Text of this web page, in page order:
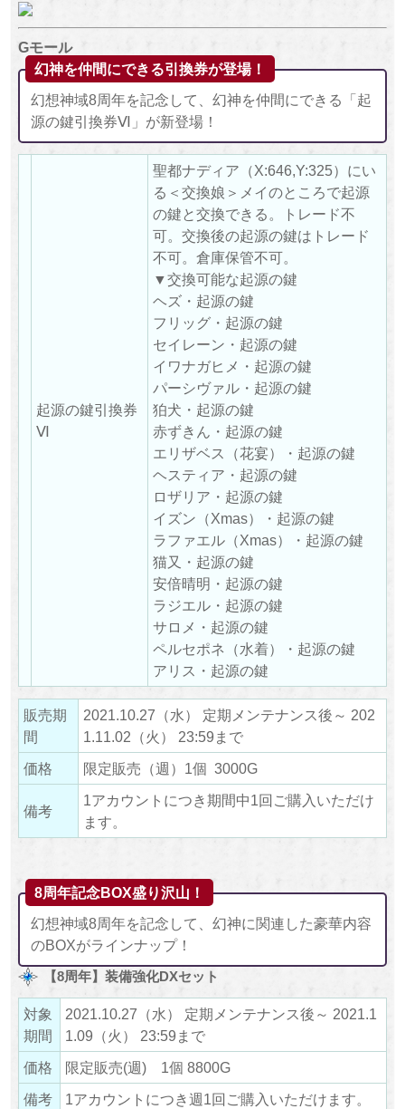
Gモール
幻神を仲間にできる引換券が登場！
幻想神域8周年を記念して、幻神を仲間にできる「起
源の鍵引換券Ⅵ」が新登場！
起源の鍵引換券
Ⅵ
聖都ナディア（X:646,Y:325）にい
る＜交換娘＞メイのところで起源
の鍵と交換できる。トレード不
可。交換後の起源の鍵はトレード
不可。倉庫保管不可。
▼交換可能な起源の鍵
ヘズ・起源の鍵
フリッグ・起源の鍵
セイレーン・起源の鍵
イワナガヒメ・起源の鍵
パーシヴァル・起源の鍵
狛犬・起源の鍵
赤ずきん・起源の鍵
エリザベス（花宴）・起源の鍵
ヘスティア・起源の鍵
ロザリア・起源の鍵
イズン（Xmas）・起源の鍵
ラファエル（Xmas）・起源の鍵
猫又・起源の鍵
安倍晴明・起源の鍵
ラジエル・起源の鍵
サロメ・起源の鍵
ペルセポネ（水着）・起源の鍵
アリス・起源の鍵
販売期
間
2021.10.27（水） 定期メンテナンス後～ 202
1.11.02（火） 23:59まで
価格
限定販売（週）1個 3000G
備考
1アカウントにつき期間中1回ご購入いただけ
ます。
8周年記念BOX盛り沢山！
幻想神域8周年を記念して、幻神に関連した豪華内容
のBOXがラインナップ！
【8周年】装備強化DXセット
対象
期間
2021.10.27（水） 定期メンテナンス後～ 2021.1
1.09（火） 23:59まで
価格
限定販売(週) 1個 8800G
備考
1アカウントにつき週1回ご購入いただけます。